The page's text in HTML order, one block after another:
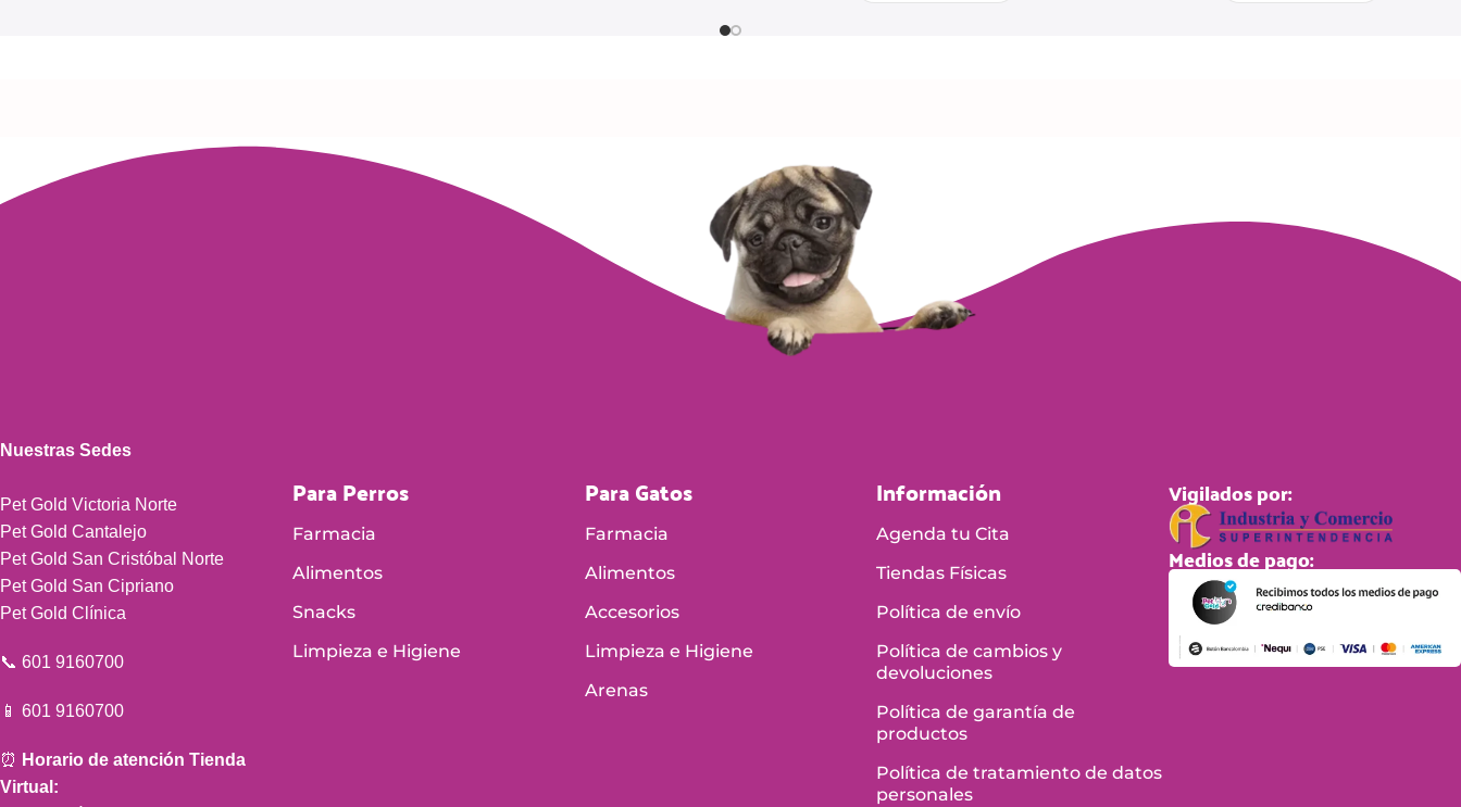
Nuestras Sedes
Pet Gold Victoria Norte
Pet Gold Cantalejo
Pet Gold San Cristóbal Norte
Pet Gold San Cipriano
Pet Gold Clínica
📞 601 9160700
📱 601 9160700
⏰ Horario de atención Tienda
Virtual:
Para Perros
Farmacia
Alimentos
Snacks
Limpieza e Higiene
Para Gatos
Farmacia
Alimentos
Accesorios
Limpieza e Higiene
Arenas
Información
Agenda tu Cita
Tiendas Físicas
Política de envío
Política de cambios y
devoluciones
Política de garantía de
productos
Política de tratamiento de datos
personales
Vigilados por:
Medios de pago: